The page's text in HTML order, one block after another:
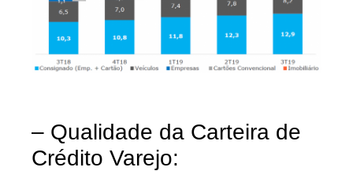
– Qualidade da Carteira de
Crédito Varejo: